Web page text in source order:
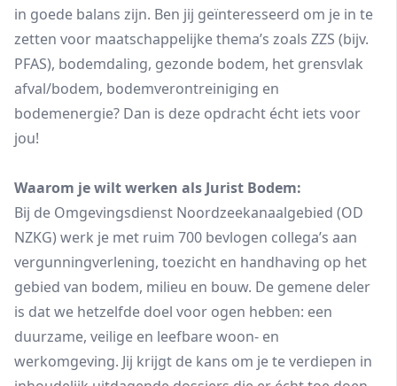
in goede balans zijn. Ben jij geïnteresseerd om je in te
zetten voor maatschappelijke thema’s zoals ZZS (bijv.
PFAS), bodemdaling, gezonde bodem, het grensvlak
afval/bodem, bodemverontreiniging en
bodemenergie? Dan is deze opdracht écht iets voor
jou!
Waarom je wilt werken als Jurist Bodem:
Bij de Omgevingsdienst Noordzeekanaalgebied (OD
NZKG) werk je met ruim 700 bevlogen collega’s aan
vergunningverlening, toezicht en handhaving op het
gebied van bodem, milieu en bouw. De gemene deler
is dat we hetzelfde doel voor ogen hebben: een
duurzame, veilige en leefbare woon- en
werkomgeving. Jij krijgt de kans om je te verdiepen in